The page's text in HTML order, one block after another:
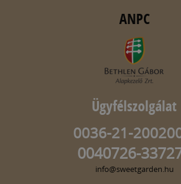
ANPC
Ügyfélszolgálat
0036-21-
0040726-
info@sweetgarden.hu